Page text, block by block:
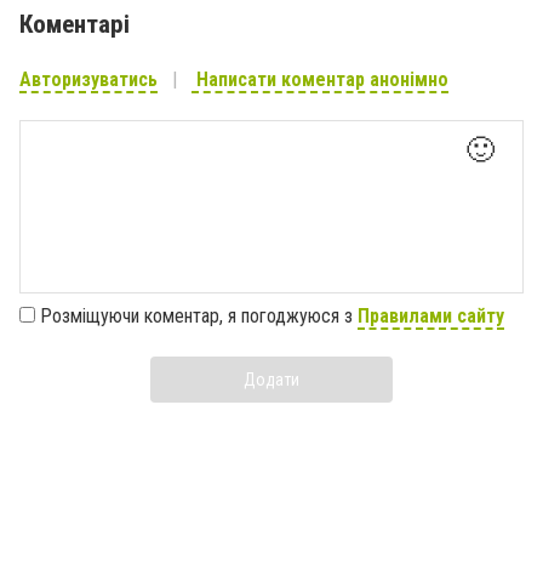
Коментарі
Авторизуватись Написати коментар анонімно
🙂
Розміщуючи коментар, я погоджуюся з Правилами сайту
Додати